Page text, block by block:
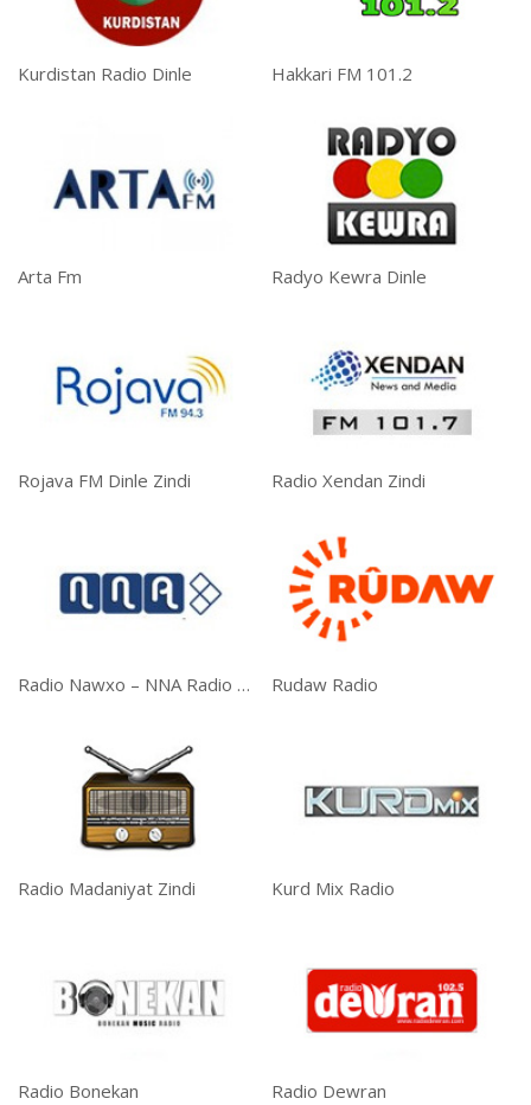
Kurdistan Radio Dinle Hakkari FM 101.2
Arta Fm Radyo Kewra Dinle
Rojava FM Dinle Zindi Radio Xendan Zindi
Radio Nawxo – NNA Radio Zindi Rudaw Radio
Radio Madaniyat Zindi Kurd Mix Radio
Radio Bonekan Radio Dewran